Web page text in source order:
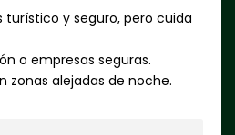
turístico y seguro, pero cuida
o empresas seguras.
zonas alejadas de noche.